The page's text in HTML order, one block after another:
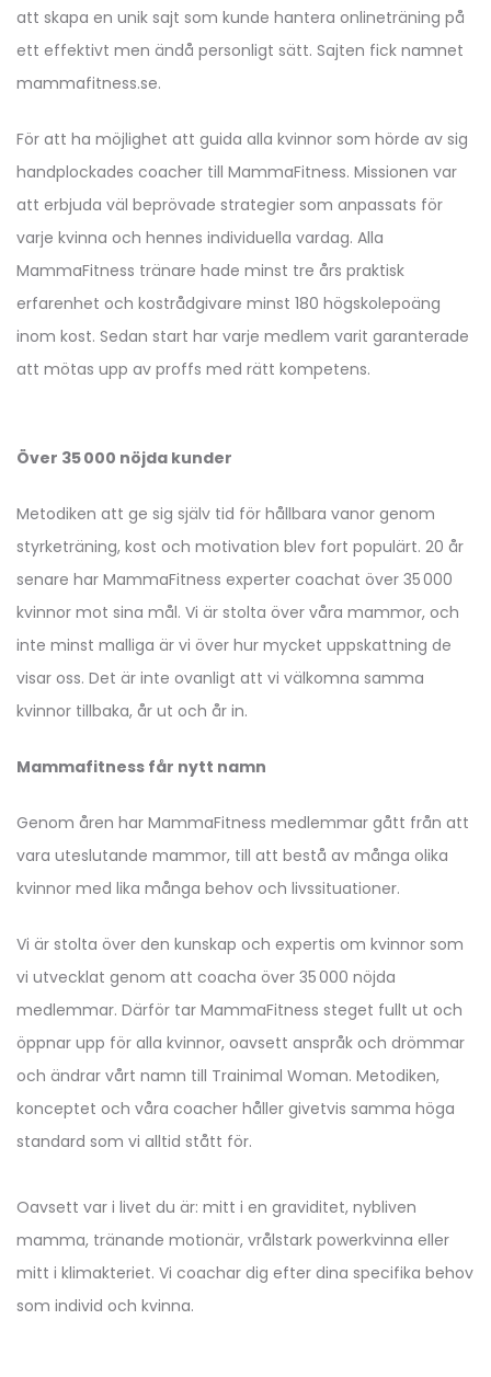
att skapa en unik sajt som kunde hantera onlineträning på
ett effektivt men ändå personligt sätt. Sajten fick namnet
mammafitness.se.
För att ha möjlighet att guida alla kvinnor som hörde av sig
handplockades coacher till MammaFitness. Missionen var
att erbjuda väl beprövade strategier som anpassats för
varje kvinna och hennes individuella vardag. Alla
MammaFitness tränare hade minst tre års praktisk
erfarenhet och kostrådgivare minst 180 högskolepoäng
inom kost. Sedan start har varje medlem varit garanterade
att mötas upp av proffs med rätt kompetens.
Över 35 000 nöjda kunder
Metodiken att ge sig själv tid för hållbara vanor genom
styrketräning, kost och motivation blev fort populärt. 20 år
senare har MammaFitness experter coachat över 35 000
kvinnor mot sina mål. Vi är stolta över våra mammor, och
inte minst malliga är vi över hur mycket uppskattning de
visar oss. Det är inte ovanligt att vi välkomna samma
kvinnor tillbaka, år ut och år in.
Mammafitness får nytt namn
Genom åren har MammaFitness medlemmar gått från att
vara uteslutande mammor, till att bestå av många olika
kvinnor med lika många behov och livssituationer.
Vi är stolta över den kunskap och expertis om kvinnor som
vi utvecklat genom att coacha över 35 000 nöjda
medlemmar. Därför tar MammaFitness steget fullt ut och
öppnar upp för alla kvinnor, oavsett anspråk och drömmar
och ändrar vårt namn till Trainimal Woman. Metodiken,
konceptet och våra coacher håller givetvis samma höga
standard som vi alltid stått för.
Oavsett var i livet du är: mitt i en graviditet, nybliven
mamma, tränande motionär, vrålstark powerkvinna eller
mitt i klimakteriet. Vi coachar dig efter dina specifika behov
som individ och kvinna.